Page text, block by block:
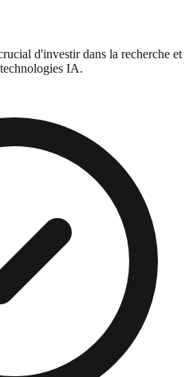
d'investir dans la recherche et
IA.